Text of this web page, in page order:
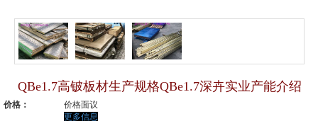
QBe1.7高铍板材生产规格QBe1.7深卉实业产能介绍
价格：
价格面议
更多信息